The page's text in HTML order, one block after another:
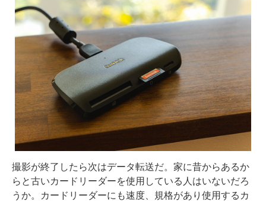
撮影が終了したら次はデータ転送だ。家に昔からあるか
らと古いカードリーダーを使用している人はいないだろ
うか。カードリーダーにも速度、規格があり使用するカ